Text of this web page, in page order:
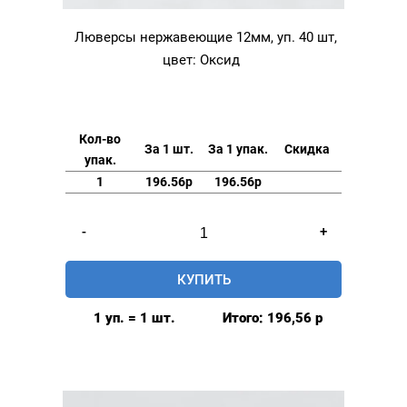
Люверсы нержавеющие 12мм, уп. 40 шт,
цвет: Оксид
Кол-во
упак.
За 1 шт. За 1 упак. Скидка
1 196.56р 196.56р
-
Люверсы
нержавеющие
+
КУПИТЬ
1 уп. = 1 шт. Итого: 196,56 р